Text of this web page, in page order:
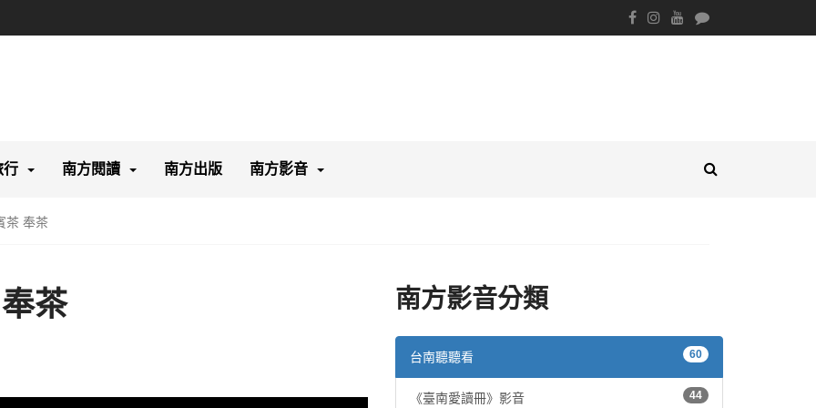
行 南方閱讀 南方出版 南方影音
茶 奉茶
茶 南方影音分類
台南聽聽看 60
《臺南愛讀冊》影音 44